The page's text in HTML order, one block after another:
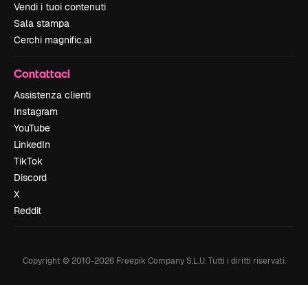
Vendi i tuoi contenuti
Sala stampa
Cerchi magnific.ai
Contattaci
Assistenza clienti
Instagram
YouTube
LinkedIn
TikTok
Discord
X
Reddit
Copyright © 2010-2026Freepik Company S.L.U. Tutti i diritti riservati.